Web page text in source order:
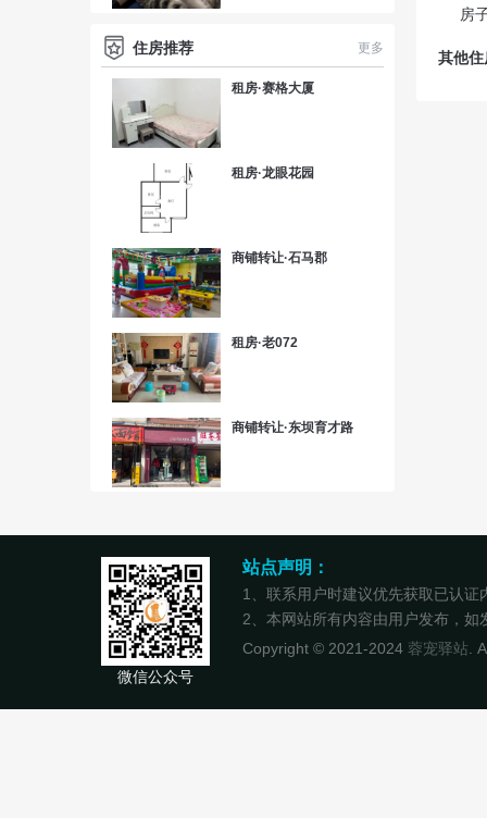
住房推荐 更多
租房·赛格大厦
租房·龙眼花园
商铺转让·石马郡
租房·老072
商铺转让·东坝育才路
房
其他住
微信公众号
站点声明：
1、联系用户时建议优先获取已认
2、本网站所有内容由用户发布，
Copyright © 2021-2024 蓉宠驿站.